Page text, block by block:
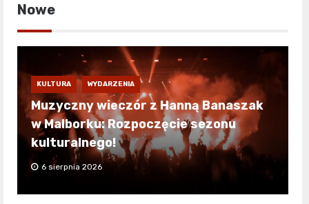
Nowe
KULTURA WYDARZENIA
Muzyczny wieczór z Hanną Banaszak
w Malborku: Rozpoczęcie sezonu
kulturalnego!
6 sierpnia 2026